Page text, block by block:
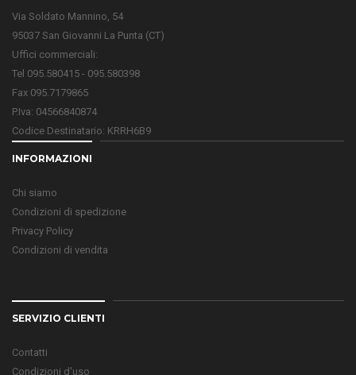
Via Soldato Mannino, 54
95037 San Giovanni La Punta (CT)
Uffici commerciali:
Tel 095.580415 - 095.580398
Fax 095.7179865
P.Iva: 04566840874
Codice Destinatario: KRRH6B9
INFORMAZIONI
Chi siamo
Condizioni di spedizione
Privacy Policy
Condizioni di vendita
SERVIZIO CLIENTI
Contatti
Condizioni d'uso